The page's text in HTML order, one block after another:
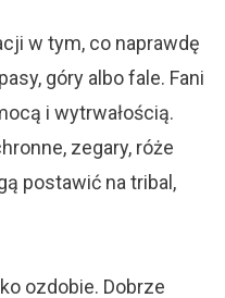
w tym, co naprawdę
góry albo fale. Fani
i wytrwałością.
zegary, róże
postawić na tribal,
ozdobie. Dobrze